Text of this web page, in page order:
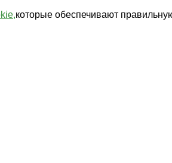
которые обеспечивают